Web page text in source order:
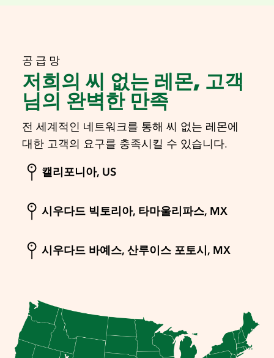
공급망
저희의 씨 없는 레몬, 고객
님의 완벽한 만족
전 세계적인 네트워크를 통해 씨 없는 레몬에
대한 고객의 요구를 충족시킬 수 있습니다.
캘리포니아, US
시우다드 빅토리아, 타마울리파스, MX
시우다드 바예스, 산루이스 포토시, MX